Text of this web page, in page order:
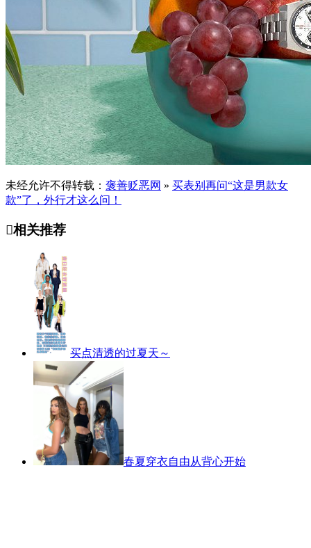
未经允许不得转载： 褒善贬恶网 » 买表别再问“这是男款女
款”了，外行才这么问！
相关推荐
买点清透的过夏天～
春夏穿衣自由从背心开始